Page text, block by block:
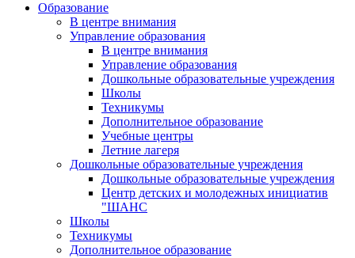
Образование
В центре внимания
Управление образования
В центре внимания
Управление образования
Дошкольные образовательные учреждения
Школы
Техникумы
Дополнительное образование
Учебные центры
Летние лагеря
Дошкольные образовательные учреждения
Дошкольные образовательные учреждения
Центр детских и молодежных инициатив
"ШАНС
Школы
Техникумы
Дополнительное образование